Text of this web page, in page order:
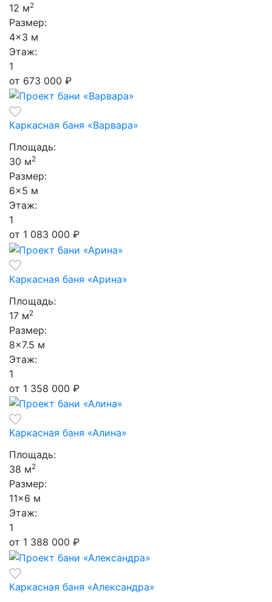
12 м2
Размер:
4×3 м
Этаж:
1
от 673 000 ₽
Каркасная баня «Варвара»
Площадь:
30 м2
Размер:
6×5 м
Этаж:
1
от 1 083 000 ₽
Каркасная баня «Арина»
Площадь:
17 м2
Размер:
8×7.5 м
Этаж:
1
от 1 358 000 ₽
Каркасная баня «Алина»
Площадь:
38 м2
Размер:
11×6 м
Этаж:
1
от 1 388 000 ₽
Каркасная баня «Александра»